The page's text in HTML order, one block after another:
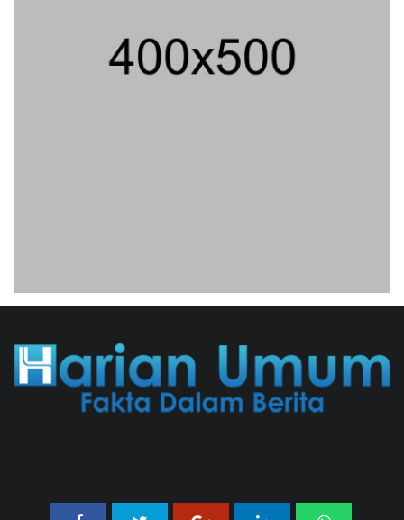
02/08/2026 14:42 WIB || KESEHATAN
Jika Banding Juga Ditolak, UGM Wajib
Kuota Haji Ke Pengadilan Tipikor